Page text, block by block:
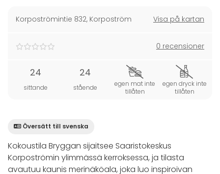
Korpoströmintie 832, Korpoström Visa på kartan
0 recensioner
24
sittande
24
stående
egen mat inte
tillåten
egen dryck inte
tillåten
Översätt till svenska
Kokoustila Bryggan sijaitsee Saaristokeskus
Korpoströmin ylimmässä kerroksessa, ja tilasta
avautuu kaunis merinäköala, joka luo inspiroivan